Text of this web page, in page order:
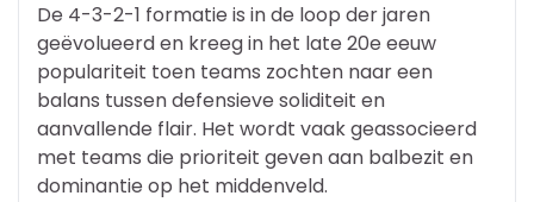
De 4-3-2-1 formatie is in de loop der jaren
geëvolueerd en kreeg in het late 20e eeuw
populariteit toen teams zochten naar een
balans tussen defensieve soliditeit en
aanvallende flair. Het wordt vaak geassocieerd
met teams die prioriteit geven aan balbezit en
dominantie op het middenveld.